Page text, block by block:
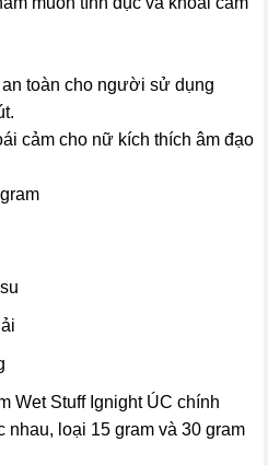
toàn cho người sử dụng
cảm cho nữ kích thích âm đạo
Wet Stuff Ignight ÚC chính
nhau, loại 15 gram và 30 gram